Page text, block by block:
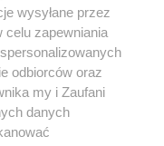
Youtube
wysyłane przez
celu zapewniania
odbiorców oraz
my i Zaufani
danych